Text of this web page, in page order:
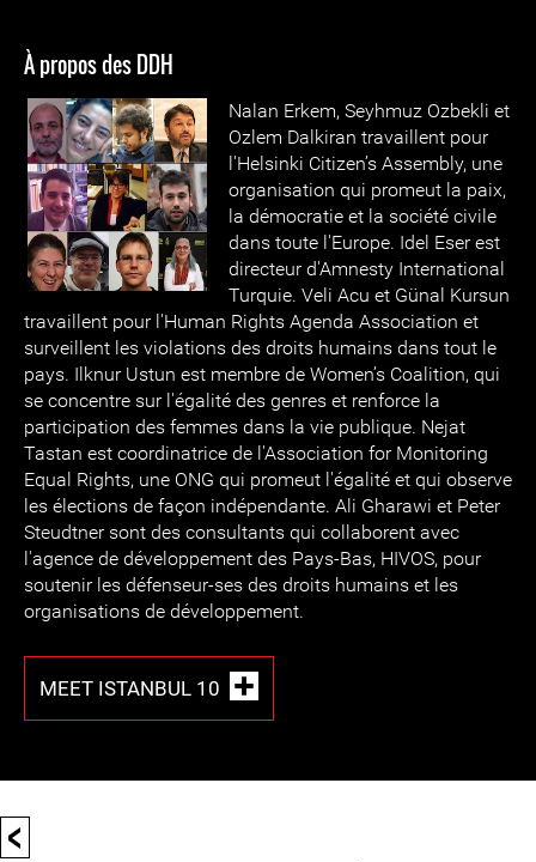
À propos des DDH
Nalan Erkem, Seyhmuz Ozbekli et
Ozlem Dalkiran travaillent pour
l'Helsinki Citizen’s Assembly, une
organisation qui promeut la paix,
la démocratie et la société civile
dans toute l'Europe. Idel Eser est
directeur d'Amnesty International
Turquie. Veli Acu et Günal Kursun
travaillent pour l'Human Rights Agenda Association et
surveillent les violations des droits humains dans tout le
pays. Ilknur Ustun est membre de Women’s Coalition, qui
se concentre sur l'égalité des genres et renforce la
participation des femmes dans la vie publique. Nejat
Tastan est coordinatrice de l'Association for Monitoring
Equal Rights, une ONG qui promeut l'égalité et qui observe
les élections de façon indépendante. Ali Gharawi et Peter
Steudtner sont des consultants qui collaborent avec
l'agence de développement des Pays-Bas, HIVOS, pour
soutenir les défenseur-ses des droits humains et les
organisations de développement.
MEET ISTANBUL 10
<